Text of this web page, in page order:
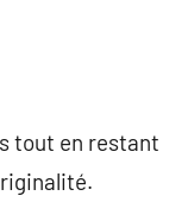
tout en restant